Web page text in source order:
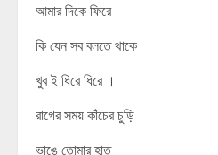
আমার দিকে ফিরে
কি যেন সব বলতে থাকে
খুব ই ধিরে ধিরে ।
রাগের সময় কাঁচের চুড়ি
ভাঙে তোমার হাত